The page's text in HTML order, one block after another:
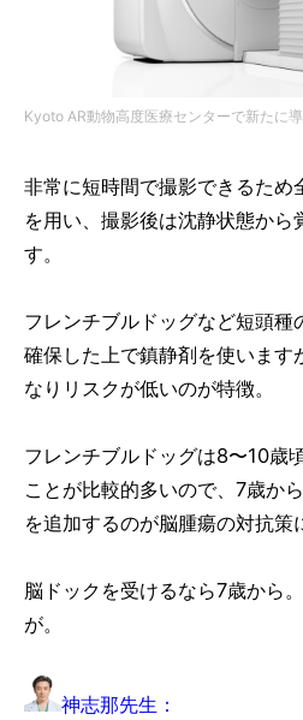
Kyoto AR動物高度医療センターで新たに
非常に短時間で撮影できるため
を用い、撮影後は沈静状態から
す。
フレンチブルドッグなど短頭種
確保した上で鎮静剤を使います
なりリスクが低いのが特徴。
フレンチブルドッグは8〜10歳
ことが比較的多いので、7歳か
を追加するのが脳腫瘍の対抗策
脳ドックを受けるなら7歳から
が。
神志那先生：